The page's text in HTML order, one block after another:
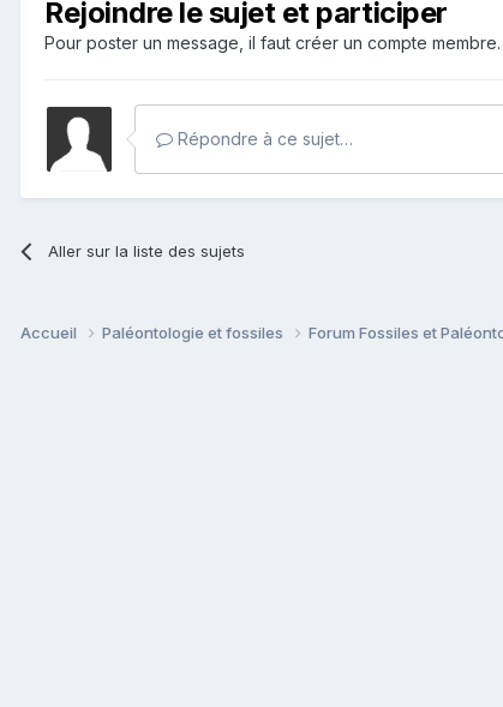
Rejoindre le sujet et participer
Pour poster un message, il faut créer un compte
Répondre à ce sujet…
Aller sur la liste des sujets
Accueil Paléontologie et fossiles Forum Fossiles et